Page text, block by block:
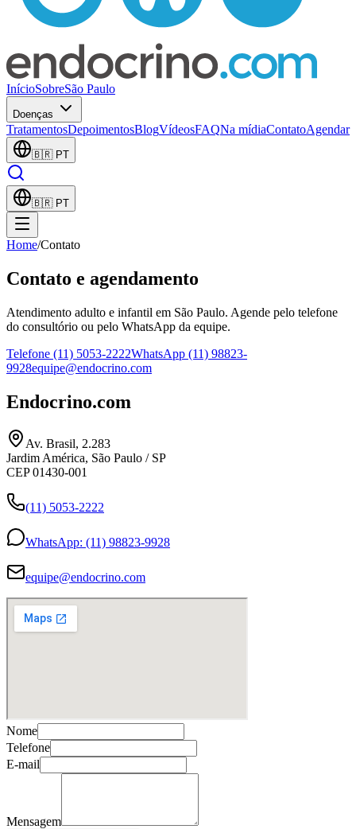
InícioSobreSão Paulo
Doenças
TratamentosDepoimentosBlogVídeosFAQNa mídiaContatoAgendar
🇧🇷 PT
🇧🇷 PT
Home/Contato
Contato e agendamento
Atendimento adulto e infantil em São Paulo. Agende pelo telefone
do consultório ou pelo WhatsApp da equipe.
Telefone (11) 5053-2222WhatsApp (11) 98823-
9928equipe@endocrino.com
Endocrino.com
Av. Brasil, 2.283
Jardim América, São Paulo / SP
CEP01430-001
(11) 5053-2222
WhatsApp: (11) 98823-9928
equipe@endocrino.com
Nome
Telefone
E-mail
Mensagem